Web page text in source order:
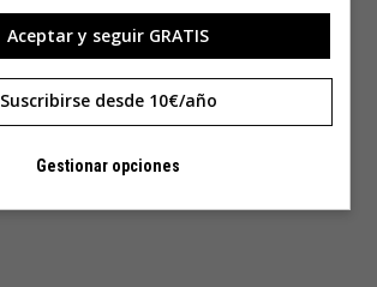
Aceptar y seguir GRATIS
Suscribirse desde 10€/año
Gestionar opciones